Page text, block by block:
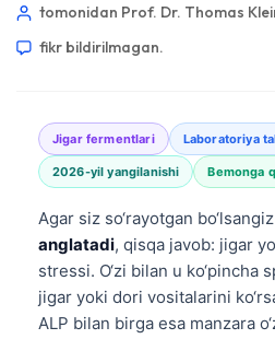
tomonidan Prof. Dr. Thomas
fikr bildirilmagan.
Jigar fermentlari Laboratoriya
2026-yil yangilanishi Bemonga
Agar siz so‘rayotgan bo‘lsangiz
anglatadi, qisqa javob: jigar
stressi. O‘zi bilan u ko‘pincha
jigar yoki dori vositalarini
ALP bilan birga esa manzara